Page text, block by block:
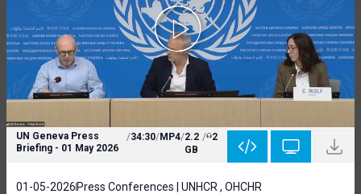
UN Geneva Press
Briefing - 01 May 2026
/34:30/MP4/2.2
GB
/ 2
01-05-2026 Press Conferences | UNHCR , OHCHR